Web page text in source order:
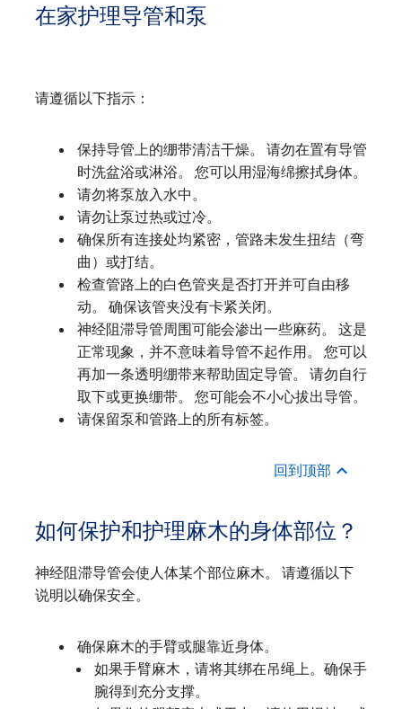
在家护理导管和泵
请遵循以下指示：
保持导管上的绷带清洁干燥。 请勿在置有导管
时洗盆浴或淋浴。 您可以用湿海绵擦拭身体。
请勿将泵放入水中。
请勿让泵过热或过冷。
确保所有连接处均紧密，管路未发生扭结（弯
曲）或打结。
检查管路上的白色管夹是否打开并可自由移
动。 确保该管夹没有卡紧关闭。
神经阻滞导管周围可能会渗出一些麻药。 这是
正常现象，并不意味着导管不起作用。 您可以
再加一条透明绷带来帮助固定导管。 请勿自行
取下或更换绷带。 您可能会不小心拔出导管。
请保留泵和管路上的所有标签。
回到顶部
如何保护和护理麻木的身体部位？
神经阻滞导管会使人体某个部位麻木。 请遵循以下
说明以确保安全。
确保麻木的手臂或腿靠近身体。
如果手臂麻木，请将其绑在吊绳上。确保手
腕得到充分支撑。